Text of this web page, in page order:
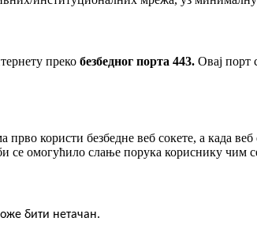
тернету преко безбедног порта 443. Овај порт
а прво користи безбедне веб сокете, а када веб
и се омогућило слање порука кориснику чим с